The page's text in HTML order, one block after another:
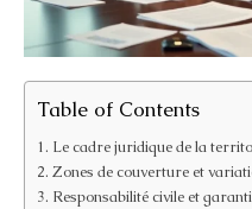
Table of Contents
Le cadre juridique de la
Zones de couverture et
Responsabilité civile et